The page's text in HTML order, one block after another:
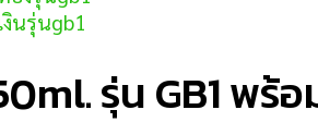
รุ่น GB1 พร้